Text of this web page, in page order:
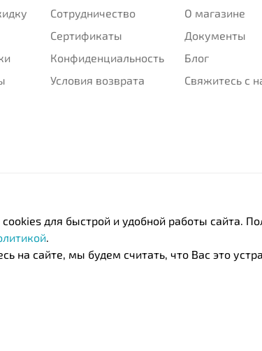
Сотрудничество
Сертификаты
Конфиденциальность
Условия возврата
О магазине
Документы
Блог
Свяжитесь с
для быстрой и удобной работы сайта.
.
на сайте, мы будем считать, что Вас это